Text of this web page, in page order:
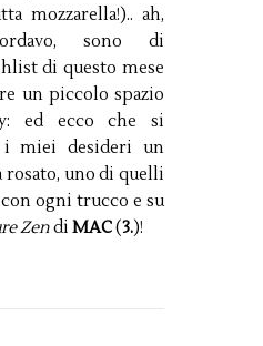
mozzarella!).. ah,
sono di
di questo mese
un piccolo spazio
ed ecco che si
i miei desideri un
rosato, uno di quelli
ogni trucco e su
Zendi MAC(3.)!